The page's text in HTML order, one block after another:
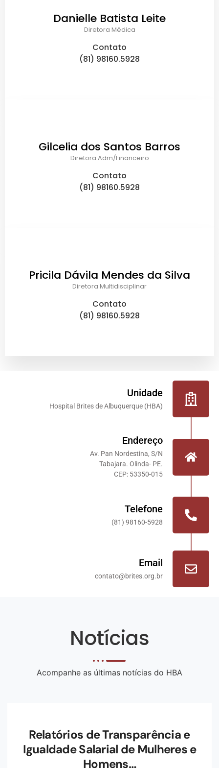
Danielle Batista Leite
Diretora Médica
Contato
(81) 98160.5928
Gilcelia dos Santos Barros
Diretora Adm/Financeiro
Contato
(81) 98160.5928
Pricila Dávila Mendes da Silva
Diretora Multidisciplinar
Contato
(81) 98160.5928
Unidade
Hospital Brites de Albuquerque (HBA)
Endereço
Av. Pan Nordestina, S/N
Tabajara. Olinda- PE.
CEP: 53350-015
Telefone
(81) 98160-5928
Email
contato@brites.org.br
Notícias
Acompanhe as últimas notícias do HBA
Relatórios de Transparência e
Igualdade Salarial de Mulheres e
Homens…